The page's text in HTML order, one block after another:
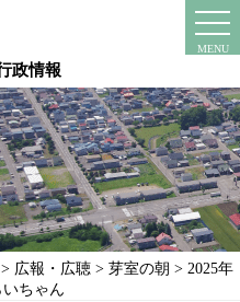
政情報
MENU
> 広報・広聴 >芽室の朝 > 2025年
ちゃん